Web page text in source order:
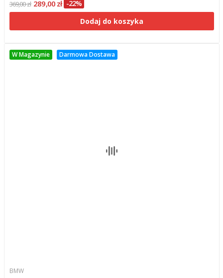
369,00 zł 289,00 zł -22%
Dodaj do koszyka
W Magazynie Darmowa Dostawa
BMW